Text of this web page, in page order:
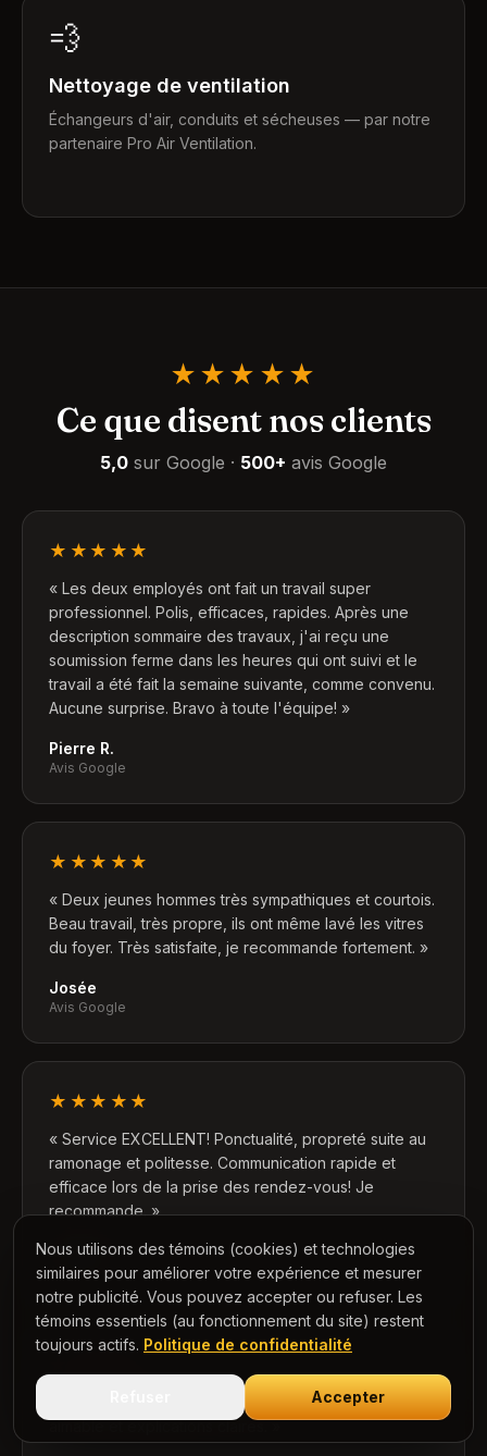
💨
Nettoyage de ventilation
Échangeurs d'air, conduits et sécheuses — par notre
partenaire Pro Air Ventilation.
★★★★★
Ce que disent nos clients
5,0 sur Google · 500+ avis Google
★★★★★
« Les deux employés ont fait un travail super
professionnel. Polis, efficaces, rapides. Après une
description sommaire des travaux, j'ai reçu une
soumission ferme dans les heures qui ont suivi et le
travail a été fait la semaine suivante, comme convenu.
Aucune surprise. Bravo à toute l'équipe! »
Pierre R.
Avis Google
★★★★★
« Deux jeunes hommes très sympathiques et courtois.
Beau travail, très propre, ils ont même lavé les vitres
du foyer. Très satisfaite, je recommande fortement. »
Josée
Avis Google
★★★★★
« Service EXCELLENT! Ponctualité, propreté suite au
ramonage et politesse. Communication rapide et
efficace lors de la prise des rendez-vous! Je
recommande.»
Manon D.
Avis Google
Très efficaces, bon prix, compétents, service
aimable et explications claires.»
Nous utilisons des témoins (cookies) et technologies
similaires pour améliorer votre expérience et mesurer
notre publicité. Vous pouvez accepter ou refuser. Les
témoins essentiels (au fonctionnement du site) restent
toujours actifs. Politique de confidentialité
Accepter